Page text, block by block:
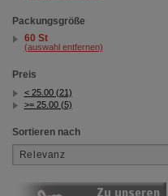
Packungsgröße
60 St
(auswahl entfernen)
Preis
< 25.00 (21)
>= 25.00 (5)
Sortieren nach